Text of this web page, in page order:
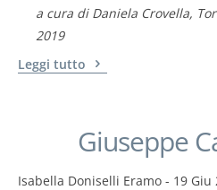
a cura di Daniela Crovella,
2019
Leggi tutto
Giuseppe
Isabella Doniselli Eramo - 19 Giu